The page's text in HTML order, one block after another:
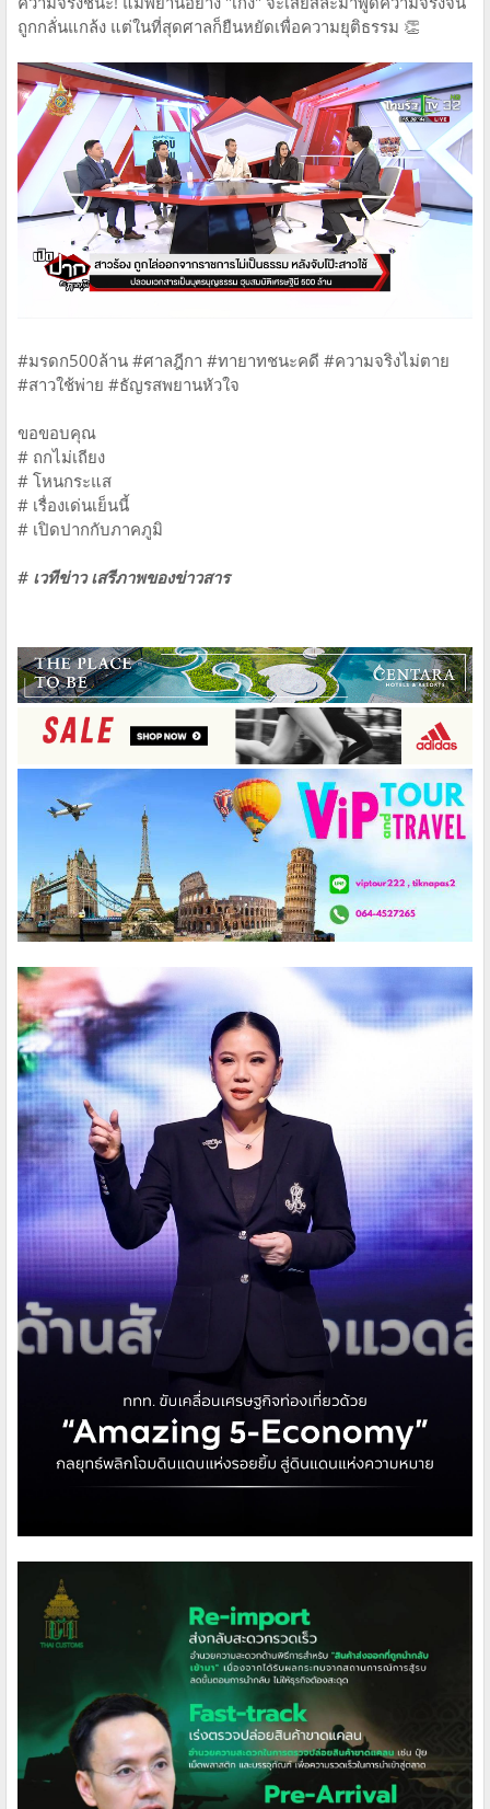
ถูกกลั่นแกล้ง แต่ในที่สุดศาลก็ยืนหยัดเพื่อความยุติธรรม 👏
#มรดก500ล้าน #ศาลฎีกา #ทายาทชนะคดี #ความจริงไม่ตาย
#สาวใช้พ่าย #ธัญรสพยานหัวใจ
ขอขอบคุณ
# ถกไม่เถียง
# โหนกระแส
# เรื่องเด่นเย็นนี้
# เปิดปากกับภาคภูมิ
# เวทีข่าว เสรีภาพของข่าวสาร